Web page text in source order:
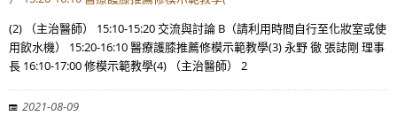
(2) （主治醫師） 15:10-15:20 交流與討論 B（請利用時間自行至化妝室或使
用飲水機） 15:20-16:10 醫療護膝推薦修模示範教學(3) 永野 徹 張誌剛 理事
長 16:10-17:00 修模示範教學(4) （主治醫師） 2
2021-08-09